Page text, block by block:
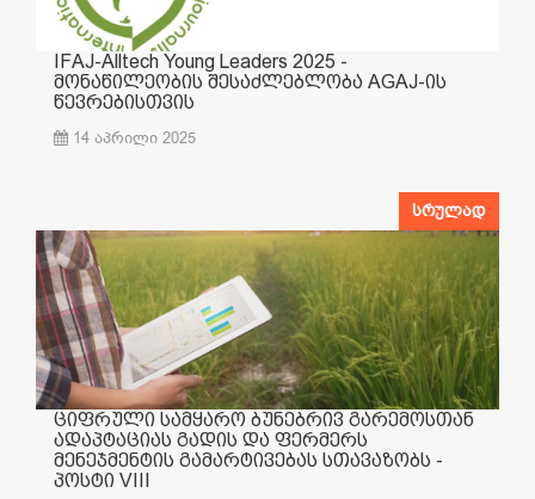
IFAJ-Alltech Young Leaders 2025 -
მონაწილეობის შესაძლებლობა AGAJ-ის
წევრებისთვის
14 აპრილი 2025
სრულად
ციფრული სამყარო ბუნებრივ გარემოსთან
ადაპტაციას გადის და ფერმერს
მენეჯმენტის გამარტივებას სთავაზობს -
პოსტი VIII